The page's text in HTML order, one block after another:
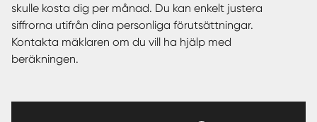
skulle kosta dig per månad. Du kan enkelt justera
siffrorna utifrån dina personliga förutsättningar.
Kontakta mäklaren om du vill ha hjälp med
beräkningen.